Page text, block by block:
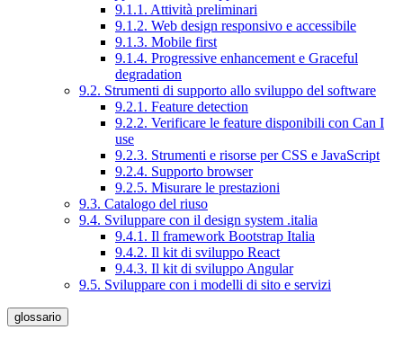
9.1.1. Attività preliminari
9.1.2. Web design responsivo e accessibile
9.1.3. Mobile first
9.1.4. Progressive enhancement e Graceful
degradation
9.2. Strumenti di supporto allo sviluppo del software
9.2.1. Feature detection
9.2.2. Verificare le feature disponibili con Can I
use
9.2.3. Strumenti e risorse per CSS e JavaScript
9.2.4. Supporto browser
9.2.5. Misurare le prestazioni
9.3. Catalogo del riuso
9.4. Sviluppare con il design system .italia
9.4.1. Il framework Bootstrap Italia
9.4.2. Il kit di sviluppo React
9.4.3. Il kit di sviluppo Angular
9.5. Sviluppare con i modelli di sito e servizi
glossario